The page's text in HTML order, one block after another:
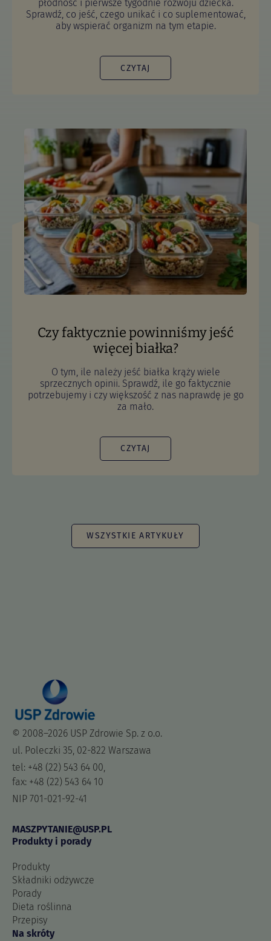
To, jak jesz w okresie starań o dziecko, wpływa na
aby wspierać organizm na tym etapie.
Czy faktycznie powinniśmy jeść
więcej białka?
O tym, ile należy jeść białka krąży wiele
za mało.
© 2008–2026 USP Zdrowie Sp. z o.o.
ul. Poleczki 35, 02-822 Warszawa
tel: +48 (22) 543 64 00,
NIP 701-021-92-41
MASZPYTANIE@USP.PL
Produkty i porady
Produkty
Składniki odżywcze
Porady